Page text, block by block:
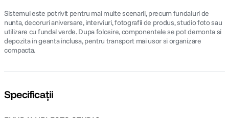
Sistemul este potrivit pentru mai multe scenarii, precum fundaluri de
nunta, decoruri aniversare, interviuri, fotografii de produs, studio foto sau
utilizare cu fundal verde. Dupa folosire, componentele se pot demonta si
depozita in geanta inclusa, pentru transport mai usor si organizare
compacta.
Specificații